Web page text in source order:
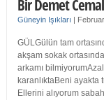
Bir Demet
Güneyin Işıkları |
GÜLGülün tam
akşam sokak
arkamı
karanlıktaBeni ayakta
Ellerini alıyorum